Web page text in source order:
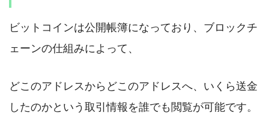
ビットコインは公開帳簿になっており、ブロックチ
ェーンの仕組みによって、
どこのアドレスからどこのアドレスへ、いくら送金
したのかという取引情報を誰でも閲覧が可能です。